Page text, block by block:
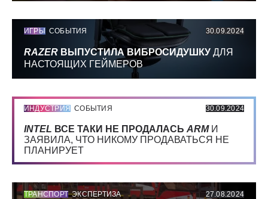
ИГРЫ СОБЫТИЯ 30.09.2024
RAZER ВЫПУСТИЛА ВИБРОСИДУШКУ ДЛЯ
НАСТОЯЩИХ ГЕЙМЕРОВ
ИНДУСТРИЯ СОБЫТИЯ 30.09.2024
INTEL ВСЕ ТАКИ НЕ ПРОДАЛАСЬ ARMИ
ЗАЯВИЛА, ЧТО НИКОМУ ПРОДАВАТЬСЯ НЕ
ПЛАНИРУЕТ
ТРАНСПОРТ ЭКСПЕРТИЗА 27.08.2024